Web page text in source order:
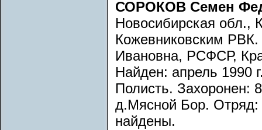
СОРОКОВ Семен
Новосибирская обл.,
Кожевниковским
Ивановна, РСФСР,
Найден: апрель 1990
Полисть. Захоронен:
д.Мясной Бор. Отряд:
найдены.